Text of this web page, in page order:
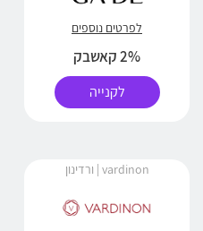
לפרטים נוספים
2% קאשבק
לקנייה
vardinon | ורדינון